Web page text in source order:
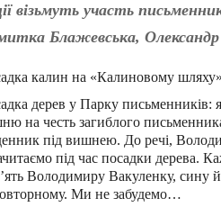
візьмуть участь
Блажевська,
калин на «Калиновому шляху»
дерев у Парку письменників:
на честь загиблого
під вишнею. До речі,
під час посадки дерева.
Володимиру Вакуленку, сину й
Ми не забудемо…